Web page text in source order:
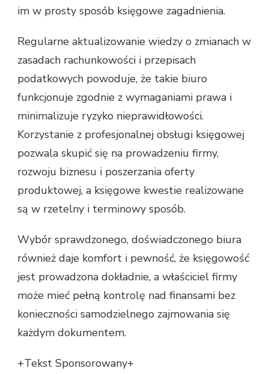
im w prosty sposób księgowe zagadnienia.
Regularne aktualizowanie wiedzy o zmianach w
zasadach rachunkowości i przepisach
podatkowych powoduje, że takie biuro
funkcjonuje zgodnie z wymaganiami prawa i
minimalizuje ryzyko nieprawidłowości.
Korzystanie z profesjonalnej obsługi księgowej
pozwala skupić się na prowadzeniu firmy,
rozwoju biznesu i poszerzania oferty
produktowej, a księgowe kwestie realizowane
są w rzetelny i terminowy sposób.
Wybór sprawdzonego, doświadczonego biura
również daje komfort i pewność, że księgowość
jest prowadzona dokładnie, a właściciel firmy
może mieć pełną kontrolę nad finansami bez
konieczności samodzielnego zajmowania się
każdym dokumentem.
+Tekst Sponsorowany+